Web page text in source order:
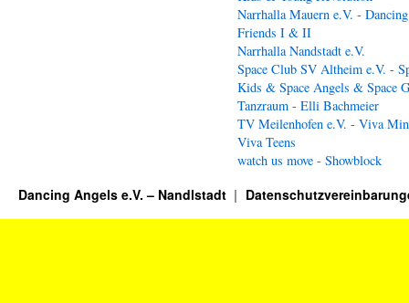
Narrhalla Mauern e.V. - Dancing
Friends I & II
Narrhalla Nandstadt e.V.
Space Club SV Altheim e.V. -
Kids & Space Angels & Space
Tanzraum - Elli Bachmeier
TV Meilenhofen e.V. - Viva
Viva Teens
watch us move - Showblock
Dancing Angels e.V. – Nandlstadt